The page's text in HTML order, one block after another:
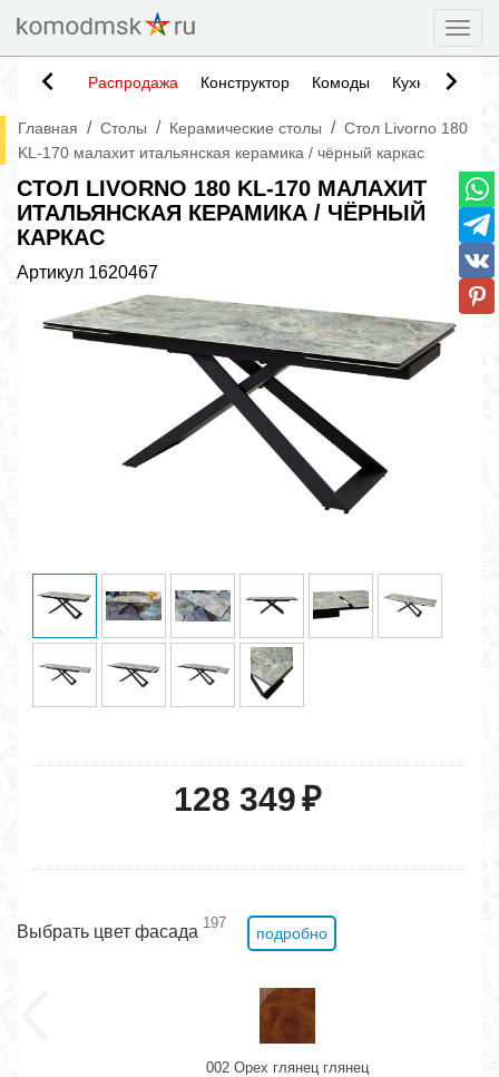
Распродажа Конструктор Комоды Кухни
Главная / Столы / Керамические столы / Стол Livorno 180
KL-170 малахит итальянская керамика / чёрный каркас
СТОЛ LIVORNO 180 KL-170 МАЛАХИТ
ИТАЛЬЯНСКАЯ КЕРАМИКА / ЧЁРНЫЙ
КАРКАС
Артикул 1620467
128 349₽
Выбрать цвет фасада 197
подробно
002 Орех глянец глянец